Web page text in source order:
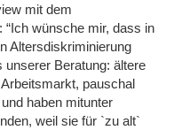
mit dem
“Ich wünsche mir, dass in
Altersdiskriminierung
unserer Beratung: ältere
pauschal
haben mitunter
weil sie für `zu alt`